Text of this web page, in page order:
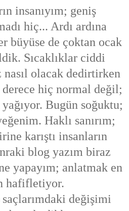
insanıyım; geniş
hiç... Ardı ardına
büyüse de çoktan ocak
Sıcaklıklar ciddi
nasıl olacak dedirtirken
hiç normal değil;
Bugün soğuktu;
Haklı sanırım;
karıştı insanların
blog yazım biraz
yapayım; anlatmak en
hafifletiyor.
değişimi